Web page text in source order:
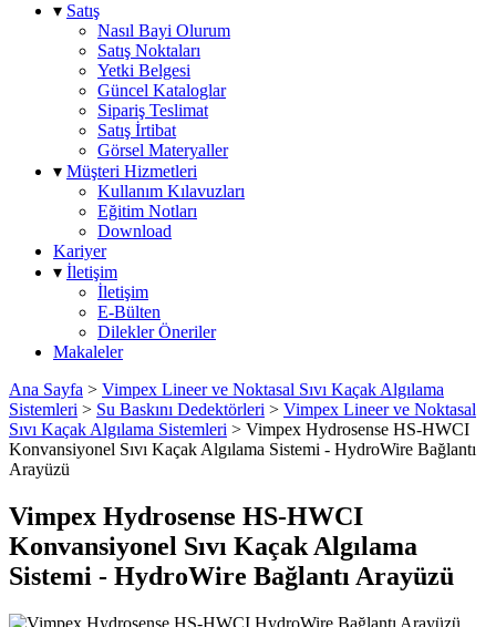
▾ Satış
Nasıl Bayi Olurum
Satış Noktaları
Yetki Belgesi
Güncel Kataloglar
Sipariş Teslimat
Satış İrtibat
Görsel Materyaller
▾ Müşteri Hizmetleri
Kullanım Kılavuzları
Eğitim Notları
Download
Kariyer
▾ İletişim
İletişim
E-Bülten
Dilekler Öneriler
Makaleler
Ana Sayfa > Vimpex Lineer ve Noktasal Sıvı Kaçak Algılama
Sistemleri > Su Baskını Dedektörleri > Vimpex Lineer ve Noktasal
Sıvı Kaçak Algılama Sistemleri > Vimpex Hydrosense HS-HWCI
Konvansiyonel Sıvı Kaçak Algılama Sistemi - HydroWire Bağlantı
Arayüzü
Vimpex Hydrosense HS-HWCI
Konvansiyonel Sıvı Kaçak Algılama
Sistemi - HydroWire Bağlantı Arayüzü